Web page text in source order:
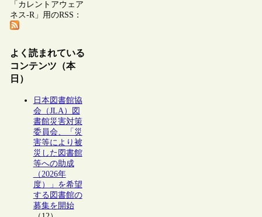
「カレントアウェア
ネス-R」用のRSS：
よく読まれている
コンテンツ（本
日）
日本図書館協
会（JLA）図
書館災害対策
委員会、「災
害等により被
災した図書館
等への助成
（2026年
度）」を希望
する図書館の
募集を開始